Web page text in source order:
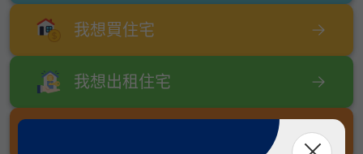
我想買住宅
我想出租住宅